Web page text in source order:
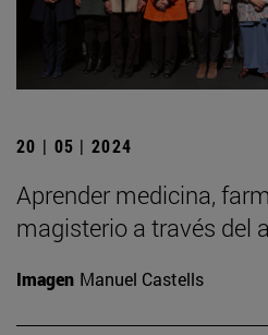
20 | 05 | 2024
Aprender medicina,
magisterio a través del
Imagen Manuel Castells